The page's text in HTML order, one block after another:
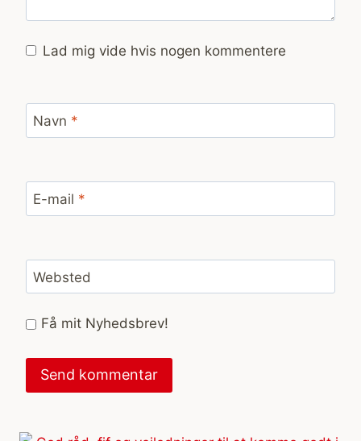
Lad mig vide hvis nogen kommentere
Navn *
E-mail *
Websted
Få mit Nyhedsbrev!